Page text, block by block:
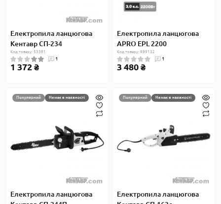
Електропила ланцюгова
Кентавр СП-234
Код товару: 53391
1
1 372 ₴
Електропила ланцюгова
APRO EPL 2200
Код товару: 899132
1
3 480 ₴
Популярний Немає в наявності
Електропила ланцюгова
Популярний Немає в наявності
Електропила ланцюгова